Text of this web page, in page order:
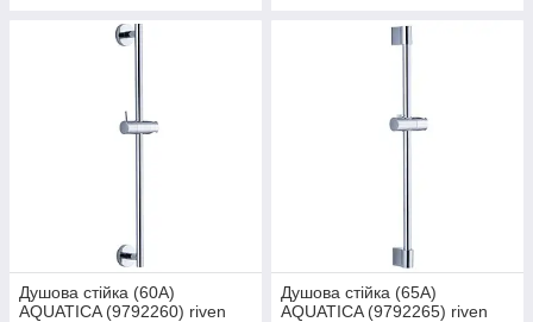
Душова стійка (60A)
AQUATICA (9792260) riven
Душова стійка (65A)
AQUATICA (9792265) riven